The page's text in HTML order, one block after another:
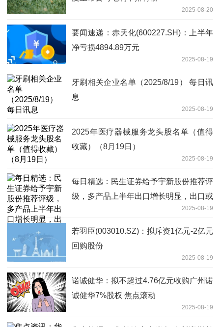
2025-08-20
要闻速递：赤天化(600227.SH)：上半年
净亏损4894.89万元
2025-08-19
牙刷相关企业名单（2025/8/19） 每日讯
息
2025-08-19
2025年医疗器械服务龙头股名单（值得
收藏）（8月19日）
2025-08-19
每日精选：民生证券给予宇新股份推荐评
级，多产品上半年出口增长明显，出口或
2025-08-19
若羽臣(003010.SZ)：拟斥资1亿元-2亿元
回购股份
2025-08-19
诺诚健华：拟不超过4.76亿元收购广州诺
诚健华7%股权 焦点滚动
2025-08-19